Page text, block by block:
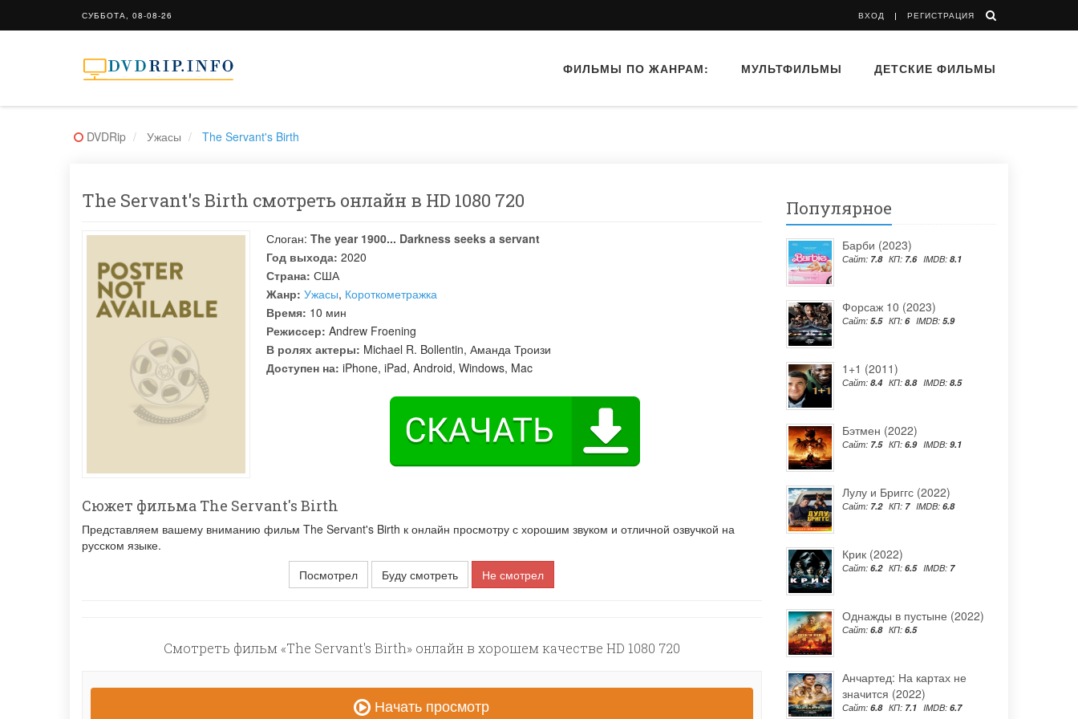
СУББОТА, 08-08-26 ВХОД РЕГИСТРАЦИЯ
ФИЛЬМЫ ПО ЖАНРАМ: МУЛЬТФИЛЬМЫ ДЕТСКИЕ ФИЛЬМЫ
DVDRip Ужасы The Servant's Birth
The Servant's Birth смотреть онлайн в HD 1080 720
Слоган: The year 1900... Darkness seeks a servant
Год выхода: 2020
Страна: США
Жанр: Ужасы, Короткометражка
Время: 10 мин
Режиссер: Andrew Froening
В ролях актеры: Michael R. Bollentin, Аманда Троизи
Доступен на: iPhone, iPad, Android, Windows, Mac
Сюжет фильма The Servant's Birth
Представляем вашему вниманию фильм The Servant's Birth к онлайн просмотру с хорошим звуком и отличной озвучкой на
русском языке.
Посмотрел
Буду смотреть Не смотрел
Смотреть фильм «The Servant's Birth» онлайн в хорошем качестве HD 1080 720
Начать просмотр
Популярное
Барби (2023)
Сайт: 7.8 КП: 7.6 IMDB: 8.1
Форсаж 10 (2023)
Сайт: 5.5 КП: 6 IMDB: 5.9
1+1 (2011)
Сайт: 8.4 КП: 8.8 IMDB: 8.5
Бэтмен (2022)
Сайт: 7.5 КП: 6.9 IMDB: 9.1
Лулу и Бриггс (2022)
Сайт: 7.2 КП: 7 IMDB: 6.8
Крик (2022)
Сайт: 6.2 КП: 6.5 IMDB: 7
Однажды в пустыне (2022)
Сайт: 6.8 КП: 6.5
Анчартед: На картах не
значится (2022)
Сайт: 6.8 КП: 7.1 IMDB: 6.7